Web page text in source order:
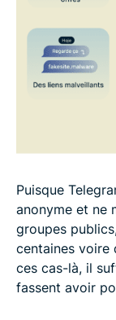
Puisque
anonyme et ne
groupes
centaines voire
ces cas-là, il
fassent avoir